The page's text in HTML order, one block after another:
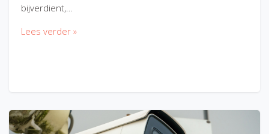
bijverdient,…
Lees verder »